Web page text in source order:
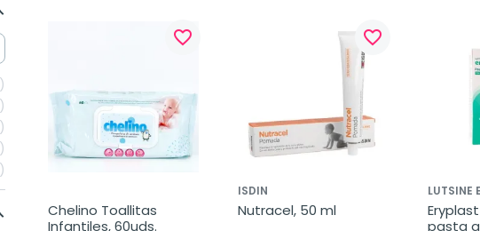
favorite_border
Chelino Toallitas
Infantiles, 60uds.
favorite_border
ISDIN
Nutracel, 50 ml
LUTSINE
pasta